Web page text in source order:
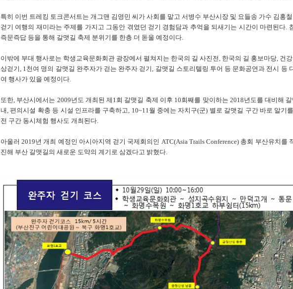
특히 이번 트레킹 토크콘서트는 개그맨 김영민 씨가 사회를 맡고 서병수 부산시장 및 요들송 가수 김홍
걷기 여행의 재미라는 주제를 가지고 그동안 겪였던 걷기 경험담과 추억을 되새기는 시간이 마련된다.
즉문즉답 등을 통해 갈맷길 축제 분위기를 한층 더 돋울 예정이다.
이밖에 부대 행사로는 학생교육문화회관 광장에서 펼쳐지는 한국의 길 사진전, 한국의 길 홍보마당, 건
상걷기, 1천여 명의 갈맷길 완주자가 걷는 완주자 걷기, 갈맷길 스토리텔링 투어 등 문화공연과 전시 등
여 행사가 있을 예정이다.
또한, 부산시에서는 2009년도 개최된 제1회 갈맷길 축제 이후 10회째를 맞이하는 2018년도를 대비해
내, 편의시설 확충 등 시설 인프라를 구축하고, 10~11월 중에는 자치구(군) 별로 갈맷길 구간 바로 알기
전 구간 동시체험 행사도 개최된다.
아울러 2019년 개최 예정인 아시아지역 걷기 국제회의인 ATC(Asia Trails Conference) 총회 부산유치를
진해 부산 갈맷길의 새로운 도약의 계기로 삼겠다고 밝혔다.